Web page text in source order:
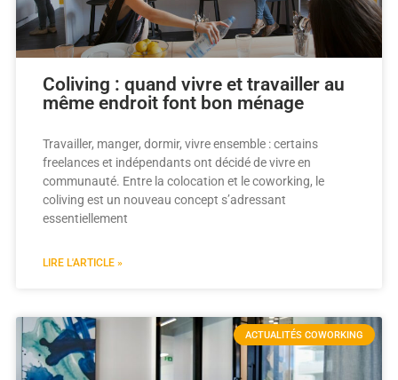
Coliving : quand vivre et travailler au
même endroit font bon ménage
Travailler, manger, dormir, vivre ensemble : certains
freelances et indépendants ont décidé de vivre en
communauté. Entre la colocation et le coworking, le
coliving est un nouveau concept s’adressant
essentiellement
LIRE L'ARTICLE »
ACTUALITÉS COWORKING